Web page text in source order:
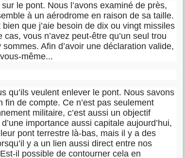
le pont. Nous l’avons examiné de près,
à un aérodrome en raison de sa taille.
bien que j’aie besoin de dix ou vingt missiles
vous n’avez peut-être qu’un seul trou
Afin d’avoir une déclaration valide,
même...
qu’ils veulent enlever le pont. Nous savons
de compte. Ce n’est pas seulement
militaire, c’est aussi un objectif
importance aussi capitale aujourd’hui,
pont terrestre là-bas, mais il y a des
y a un lien aussi direct entre nos
il possible de contourner cela en